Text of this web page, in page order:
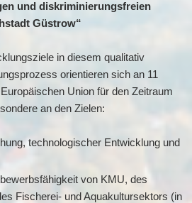
und diskriminierungsfreien
Güstrow“
in diesem qualitativ
orientieren sich an 11
Union für den Zeitraum
an den Zielen:
technologischer Entwicklung und
von KMU, des
Fischerei- und Aquakultursektors (in